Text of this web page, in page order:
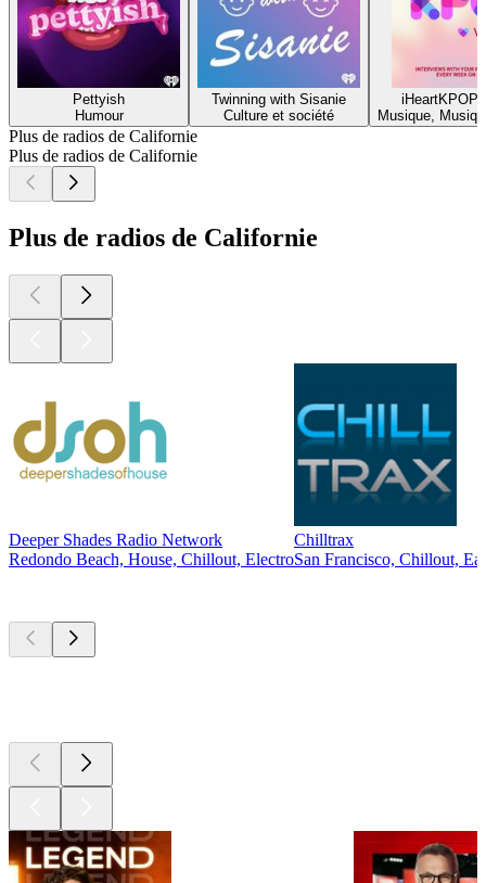
Pettyish
Humour
Twinning with Sisanie
Culture et société
iHeartKPOP
Musique,
Plus de radios de Californie
Plus de radios de Californie
Plus de radios de Californie
Deeper Shades Radio Network
Redondo Beach, House, Chillout, Electro
Chilltrax
San Francisco, Chillout,